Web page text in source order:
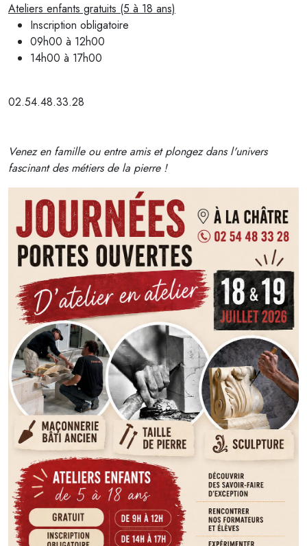
Ateliers enfants gratuits (5 à 18 ans)
Inscription obligatoire
09h00 à 12h00
14h00 à 17h00
02.54.48.33.28
Venez en famille ou entre amis et plongez dans l'univers
fascinant des métiers de la pierre !